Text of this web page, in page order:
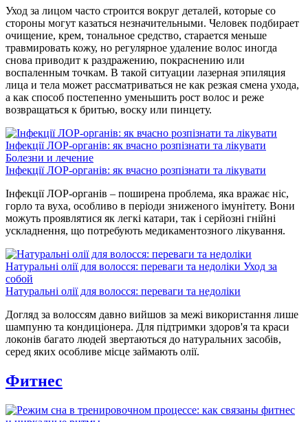
Уход за лицом часто строится вокруг деталей, которые со
стороны могут казаться незначительными. Человек подбирает
очищение, крем, тональное средство, старается меньше
травмировать кожу, но регулярное удаление волос иногда
снова приводит к раздражению, покраснению или
воспаленным точкам. В такой ситуации лазерная эпиляция
лица и тела может рассматриваться не как резкая смена ухода,
а как способ постепенно уменьшить рост волос и реже
возвращаться к бритью, воску или пинцету.
Інфекції ЛОР-органів: як вчасно розпізнати та лікувати
Болезни и лечение
Інфекції ЛОР-органів: як вчасно розпізнати та лікувати
Інфекції ЛОР-органів – поширена проблема, яка вражає ніс,
горло та вуха, особливо в періоди зниженого імунітету. Вони
можуть проявлятися як легкі катари, так і серйозні гнійні
ускладнення, що потребують медикаментозного лікування.
Натуральні олії для волосся: переваги та недоліки Уход за
собой
Натуральні олії для волосся: переваги та недоліки
Догляд за волоссям давно вийшов за межі використання лише
шампуню та кондиціонера. Для підтримки здоров'я та краси
локонів багато людей звертаються до натуральних засобів,
серед яких особливе місце займають олії.
Фитнес